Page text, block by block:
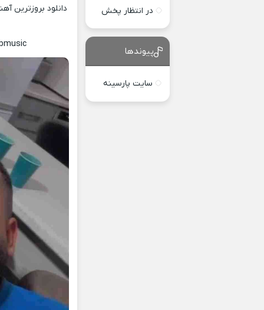
دانلود بروزترین
در انتظار پخش
پیوندها
سایت پارسینه